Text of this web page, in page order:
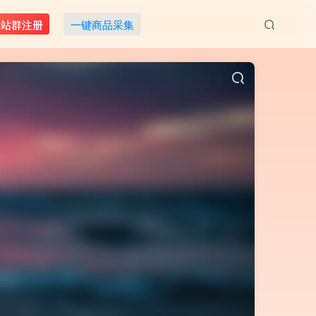
群注册 一键商品采集